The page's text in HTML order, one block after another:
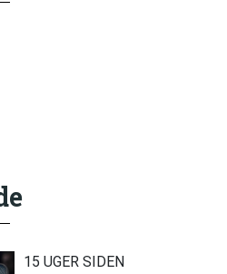
15 UGER SIDEN